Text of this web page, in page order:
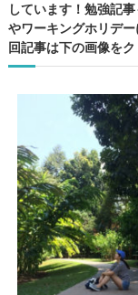
しています！勉強記
やワーキングホリデ
回記事は下の画像を